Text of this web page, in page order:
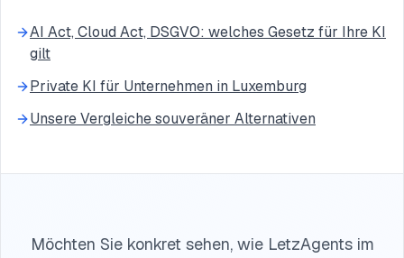
AI Act, Cloud Act, DSGVO: welches Gesetz für Ihre KI
gilt
Private KI für Unternehmen in Luxemburg
Unsere Vergleiche souveräner Alternativen
Möchten Sie konkret sehen, wie LetzAgents im